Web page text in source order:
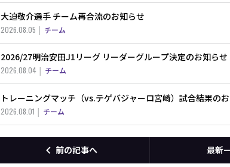
大迫敬介選手 チーム再合流のお知らせ
2026.08.05 チーム
2026/27明治安田J1リーグ リーダーグループ決定のお知らせ
2026.08.04 チーム
トレーニングマッチ（vs.テゲバジャーロ宮崎）試合結果の
2026.08.01 チーム
前の記事へ 最新